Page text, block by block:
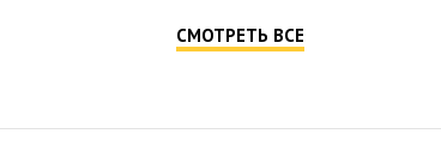
СМОТРЕТЬ ВСЕ